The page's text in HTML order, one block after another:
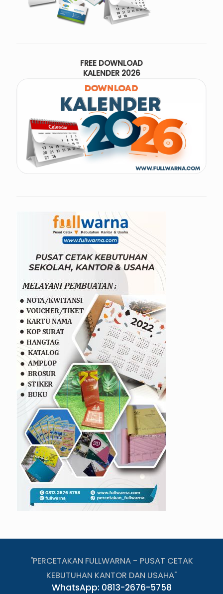
FREE DOWNLOAD
KALENDER 2026
"PERCETAKAN FULLWARNA - PUSAT CETAK
KEBUTUHAN KANTOR DAN USAHA"
WhatsApp: 0813-2676-5758